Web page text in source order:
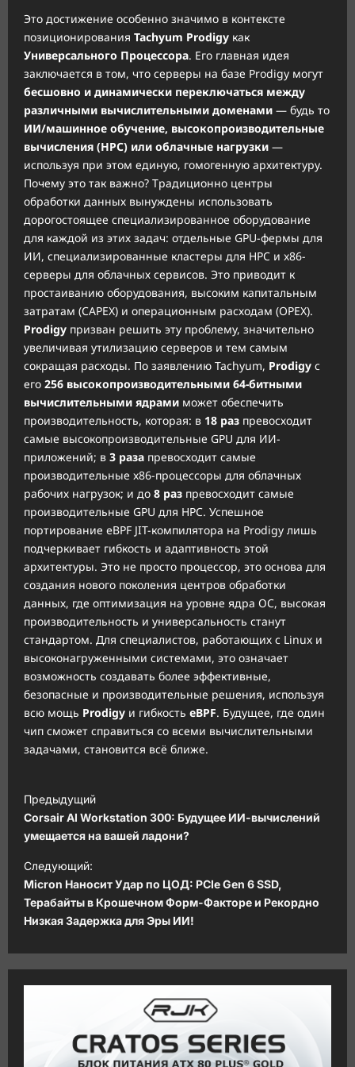
Это достижение особенно значимо в контексте
позиционирования Tachyum Prodigy как
Универсального Процессора. Его главная идея
заключается в том, что серверы на базе Prodigy могут
бесшовно и динамически переключаться между
различными вычислительными доменами — будь то
ИИ/машинное обучение, высокопроизводительные
вычисления (HPC) или облачные нагрузки —
используя при этом единую, гомогенную архитектуру.
Почему это так важно? Традиционно центры
обработки данных вынуждены использовать
дорогостоящее специализированное оборудование
для каждой из этих задач: отдельные GPU-фермы для
ИИ, специализированные кластеры для HPC и x86-
серверы для облачных сервисов. Это приводит к
простаиванию оборудования, высоким капитальным
затратам (CAPEX) и операционным расходам (OPEX).
Prodigy призван решить эту проблему, значительно
увеличивая утилизацию серверов и тем самым
сокращая расходы. По заявлению Tachyum, Prodigy с
его 256 высокопроизводительными 64-битными
вычислительными ядрами может обеспечить
производительность, которая: в 18 раз превосходит
самые высокопроизводительные GPU для ИИ-
приложений; в 3 раза превосходит самые
производительные x86-процессоры для облачных
рабочих нагрузок; и до 8 раз превосходит самые
производительные GPU для HPC. Успешное
портирование eBPF JIT-компилятора на Prodigy лишь
подчеркивает гибкость и адаптивность этой
архитектуры. Это не просто процессор, это основа для
создания нового поколения центров обработки
данных, где оптимизация на уровне ядра ОС, высокая
производительность и универсальность станут
стандартом. Для специалистов, работающих с Linux и
высоконагруженными системами, это означает
возможность создавать более эффективные,
безопасные и производительные решения, используя
всю мощь Prodigy и гибкость eBPF. Будущее, где один
чип сможет справиться со всеми вычислительными
задачами, становится всё ближе.
а
в
и
г
а
я
Предыдущий
Corsair AI Workstation 300: Будущее ИИ-вычислений
умещается на вашей ладони?
Следующий:
Micron Наносит Удар по ЦОД: PCIe Gen 6 SSD,
Терабайты в Крошечном Форм-Факторе и Рекордно
Низкая Задержка для Эры ИИ!